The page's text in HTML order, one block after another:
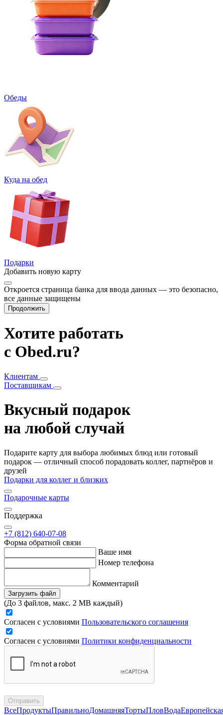
Обеды
Куда на обед
Подарки
Добавить новую карту
Откроется страница банка для ввода данных — это безопасно,
все данные защищены
Продолжить
Хотите работать
с Obed.ru?
Клиентам
Поставщикам
Вкусный подарок
на любой случай
Подарите карту для выбора любимых блюд или готовый
подарок — отличный способ порадовать коллег, партнёров и
друзей
Подарки для коллег и близких
Подарочные карты
Поддержка
+7 (812) 640-07-08
Форма обратной связи
Ваше имя
Номер телефона
Комментарий
Загрузить файл
(До 3 файлов, макс. 2 MB каждый)
Согласен с условиями Пользовательского соглашения
Согласен с условиями Политики конфиденциальности
Отправить
ВсеПродуктыПравильноДомашняяТортыПловВода